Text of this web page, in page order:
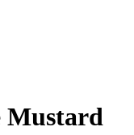
Mustard